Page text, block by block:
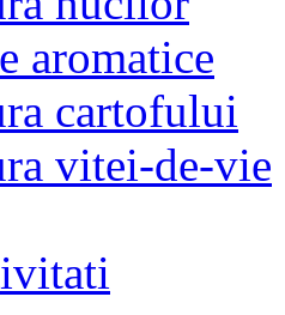
aromatice
cartofului
vitei-de-vie